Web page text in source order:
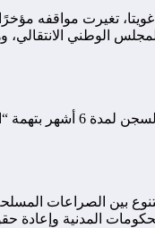
تغيرت مواقفه
الوطني الانتقالي،
ليست هذه المرة الأولى
الصراعات المسلحة،
المدنية وإعادة